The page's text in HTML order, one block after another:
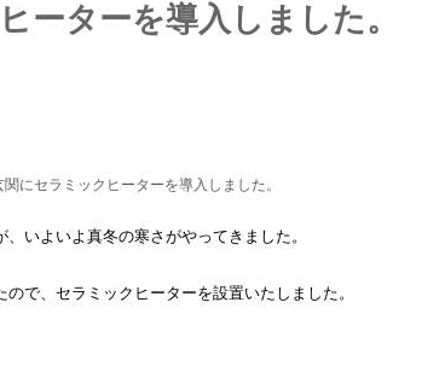
ーターを導入しました。
関にセラミックヒーターを導入しました。
いよいよ真冬の寒さがやってきました。
で、セラミックヒーターを設置いたしました。